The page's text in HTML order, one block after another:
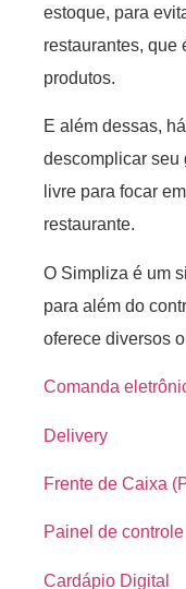
estoque, para
restaurantes, que
produtos.
E além dessas,
descomplicar seu
livre para focar
restaurante.
O Simpliza é um
para além do
oferece diversos
Comanda
Delivery
Frente de Caixa
Painel de controle
Cardápio Digital